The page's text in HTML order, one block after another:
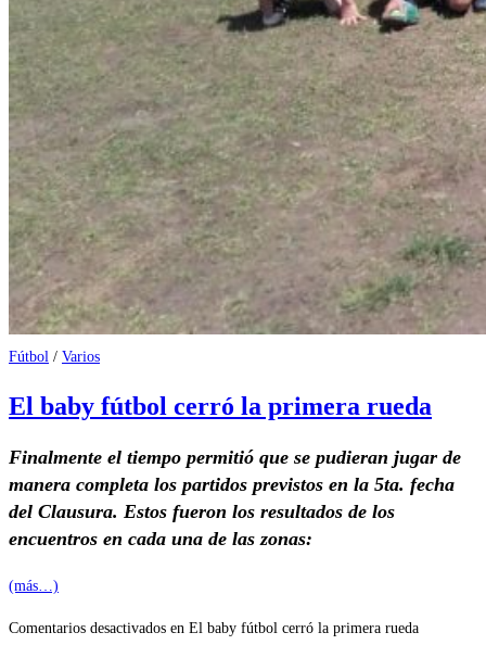
Fútbol / Varios
El baby fútbol cerró la primera rueda
Finalmente el tiempo permitió que se pudieran jugar de
manera completa los partidos previstos en la 5ta. fecha
del Clausura. Estos fueron los resultados de los
encuentros en cada una de las zonas:
(más…)
Comentarios desactivados en El baby fútbol cerró la primera rueda